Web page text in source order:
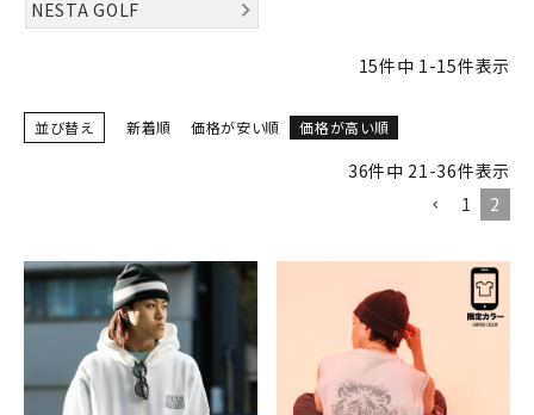
ランキング
詳しい条件から探す
NESTA GOLF
15件中 1-15件表示
並び替え 新着順 価格が安い順 価格が高い順
36件中 21-36件表示
1
2